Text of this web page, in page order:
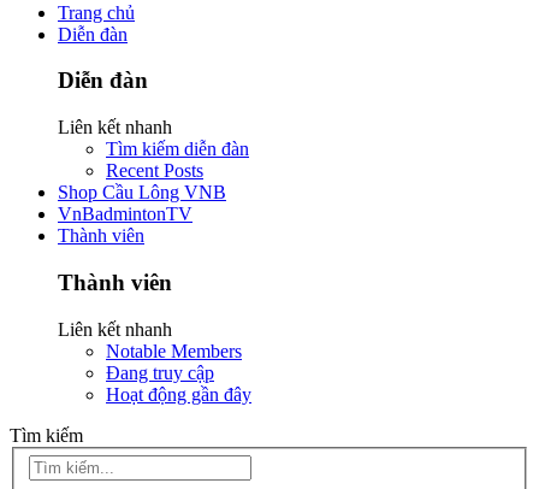
Trang chủ
Diễn đàn
Diễn đàn
Liên kết nhanh
Tìm kiếm diễn đàn
Recent Posts
Shop Cầu Lông VNB
VnBadmintonTV
Thành viên
Thành viên
Liên kết nhanh
Notable Members
Đang truy cập
Hoạt động gần đây
Tìm kiếm